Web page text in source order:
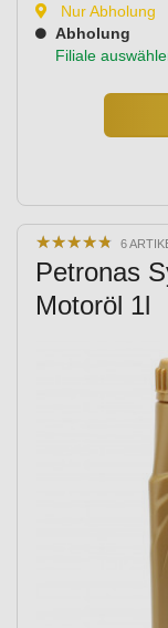
Nur Abholung
Abholung
Filiale
★★★★★
★★★★★ 6
Petronas
Motoröl 1l